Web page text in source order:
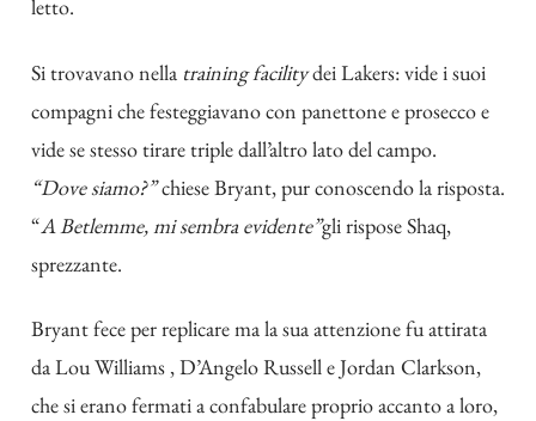
letto.
Si trovavano nella training facilitydei Lakers: vide i suoi
compagni che festeggiavano con panettone e prosecco e
vide se stesso tirare triple dall’altro lato del campo.
“Dove siamo?”chiese Bryant, pur conoscendo la risposta.
“A Betlemme, mi sembra evidente”gli rispose Shaq,
sprezzante.
Bryant fece per replicare ma la sua attenzione fu attirata
da Lou Williams , D’Angelo Russell e Jordan Clarkson,
che si erano fermati a confabulare proprio accanto a loro,